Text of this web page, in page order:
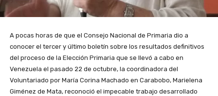
A pocas horas de que el Consejo Nacional de Primaria dio a
conocer el tercer y último boletín sobre los resultados definitivos
del proceso de la Elección Primaria que se llevó a cabo en
Venezuela el pasado 22 de octubre, la coordinadora del
Voluntariado por María Corina Machado en Carabobo, Marielena
Giménez de Mata, reconoció el impecable trabajo desarrollado